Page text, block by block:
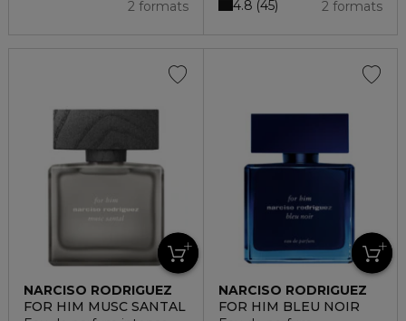
2 formats 2 formats
4.8 45
NARCISO RODRIGUEZ
FOR HIM MUSC SANTAL
NARCISO RODRIGUEZ
FOR HIM BLEU NOIR